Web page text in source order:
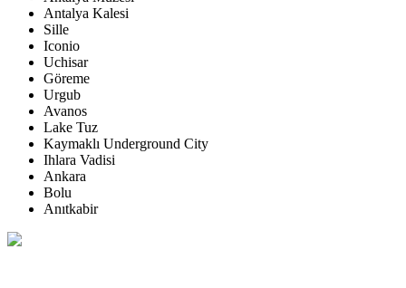
Antalya Kalesi
Sille
Iconio
Uchisar
Göreme
Urgub
Avanos
Lake Tuz
Kaymaklı Underground City
Ihlara Vadisi
Ankara
Bolu
Anıtkabir